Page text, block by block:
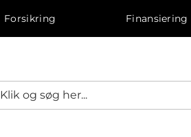
Forsikring Finansiering